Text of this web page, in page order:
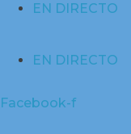
EN DIRECTO
EN DIRECTO
Facebook-f